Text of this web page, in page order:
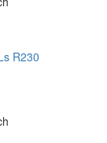
R230